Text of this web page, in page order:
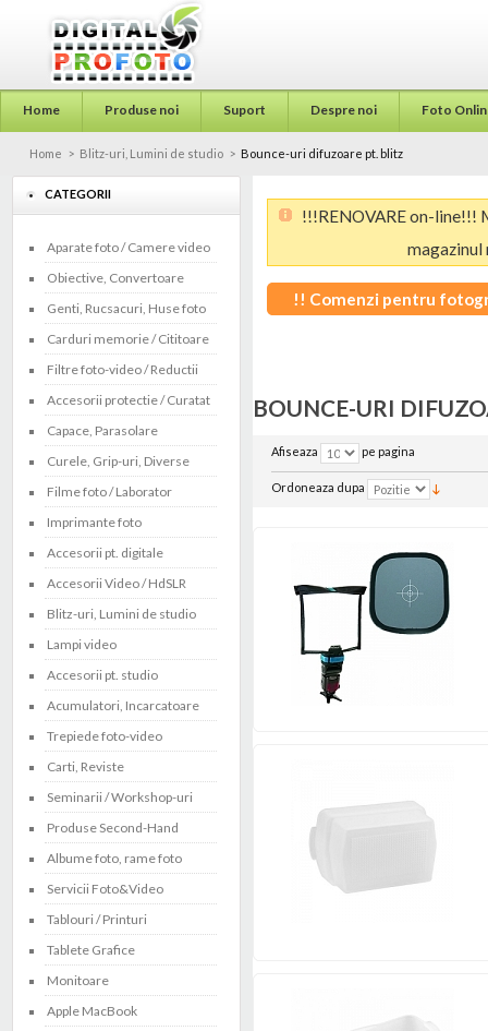
Home Produse noi Suport Despre noi Foto
Home > Blitz-uri, Lumini de studio > Bounce-uri difuzoare pt. blitz
CATEGORII
Aparate foto / Camere video
Obiective, Convertoare
Genti, Rucsacuri, Huse foto
Carduri memorie / Cititoare
Filtre foto-video / Reductii
Accesorii protectie / Curatat
Capace, Parasolare
Curele, Grip-uri, Diverse
Filme foto / Laborator
Imprimante foto
Accesorii pt. digitale
Accesorii Video / HdSLR
Blitz-uri, Lumini de studio
Lampi video
Accesorii pt. studio
Acumulatori, Incarcatoare
Trepiede foto-video
Carti, Reviste
Seminarii / Workshop-uri
Produse Second-Hand
Albume foto, rame foto
Servicii Foto&Video
Tablouri / Printuri
Tablete Grafice
Monitoare
Apple MacBook
!!!RENOVARE on-line!!!
magazinul
!! Comenzi pentru
BOUNCE-URI
Afiseaza pe pagina
Ordoneaza dupa